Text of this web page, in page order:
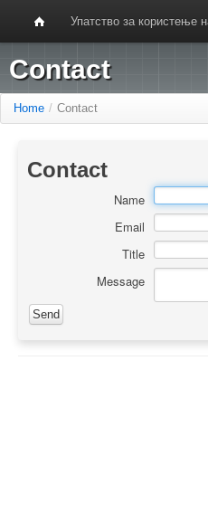
Упатство за користење
Contact
Home / Contact
Contact
Name
Email
Title
Message